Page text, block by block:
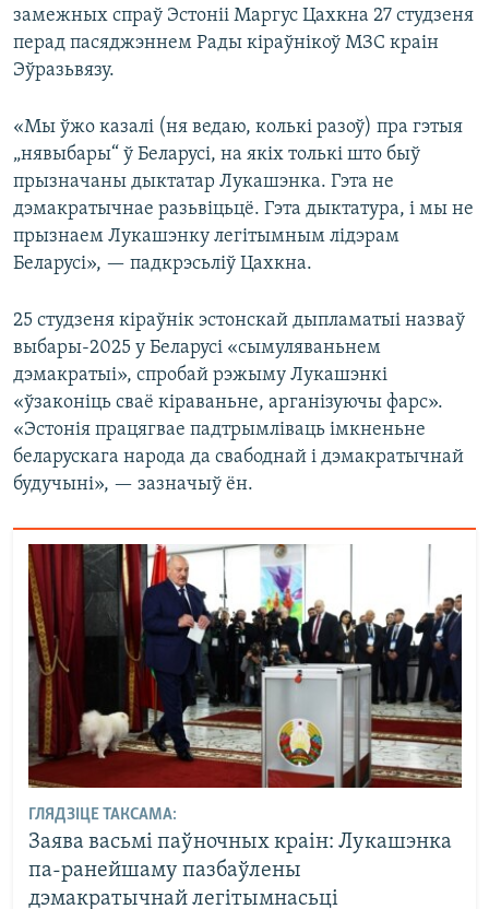
замежных спраў Эстоніі Маргус Цахкна 27 студзеня
перад пасяджэннем Рады кіраўнікоў МЗС краін
Эўразьвязу.
«Мы ўжо казалі (ня ведаю, колькі разоў) пра гэтыя
„нявыбары“ ў Беларусі, на якіх толькі што быў
прызначаны дыктатар Лукашэнка. Гэта не
дэмакратычнае разьвіцьцё. Гэта дыктатура, і мы не
прызнаем Лукашэнку легітымным лідэрам
Беларусі», — падкрэсьліў Цахкна.
25 студзеня кіраўнік эстонскай дыпламатыі назваў
выбары-2025 у Беларусі «сымуляваньнем
дэмакратыі», спробай рэжыму Лукашэнкі
«ўзаконіць сваё кіраваньне, арганізуючы фарс».
«Эстонія працягвае падтрымліваць імкненьне
беларускага народа да свабоднай і дэмакратычнай
будучыні», — зазначыў ён.
ГЛЯДЗІЦЕ ТАКСАМА:
Заява васьмі паўночных краін: Лукашэнка
па-ранейшаму пазбаўлены
дэмакратычнай легітымнасьці